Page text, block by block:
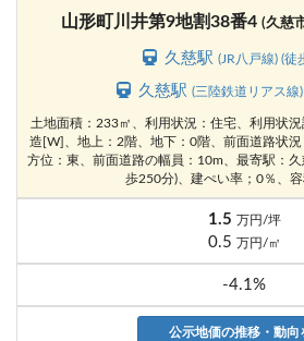
山形町川井第9地割38番4 (久慈
久慈駅 (JR八戸線) (徒
久慈駅(三陸鉄道リアス線
土地面積：233㎡、利用状況：住宅、利用状
造[W]、地上：2階、地下：0階、前面道路状
方位：東、前面道路の幅員：10m、最寄駅：
歩250分)、建ぺい率；0％、
1.5 万円/坪
0.5 万円/㎡
-4.1%
公示地価の推移・動向